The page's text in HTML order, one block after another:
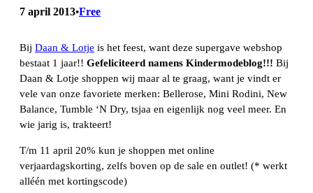
7 april 2013•Free
Bij Daan & Lotje is het feest, want deze supergave webshop
bestaat 1 jaar!! Gefeliciteerd namens Kindermodeblog!!! Bij
Daan & Lotje shoppen wij maar al te graag, want je vindt er
vele van onze favoriete merken: Bellerose, Mini Rodini, New
Balance, Tumble ‘N Dry, tsjaa en eigenlijk nog veel meer. En
wie jarig is, trakteert!
T/m 11 april 20% kun je shoppen met online
verjaardagskorting, zelfs boven op de sale en outlet! (* werkt
alléén met kortingscode)